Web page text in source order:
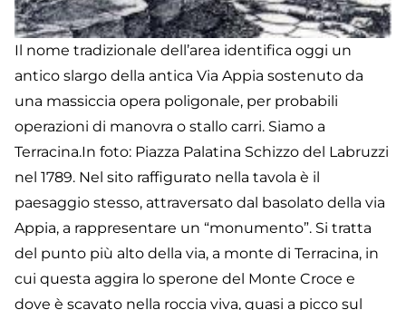
Il nome tradizionale dell’area identifica oggi un
antico slargo della antica Via Appia sostenuto da
una massiccia opera poligonale, per probabili
operazioni di manovra o stallo carri. Siamo a
Terracina.In foto: Piazza Palatina Schizzo del Labruzzi
nel 1789. Nel sito raffigurato nella tavola è il
paesaggio stesso, attraversato dal basolato della via
Appia, a rappresentare un “monumento”. Si tratta
del punto più alto della via, a monte di Terracina, in
cui questa aggira lo sperone del Monte Croce e
dove è scavato nella roccia viva, quasi a picco sul